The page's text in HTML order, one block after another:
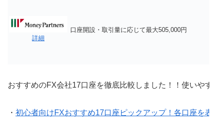
詳細
口座開設・取引量に応じて最大505,000円
おすすめのFX会社17口座を徹底比較しました！！使いや
・ 初心者向けFXおすすめ17口座ピックアップ！各口座を表